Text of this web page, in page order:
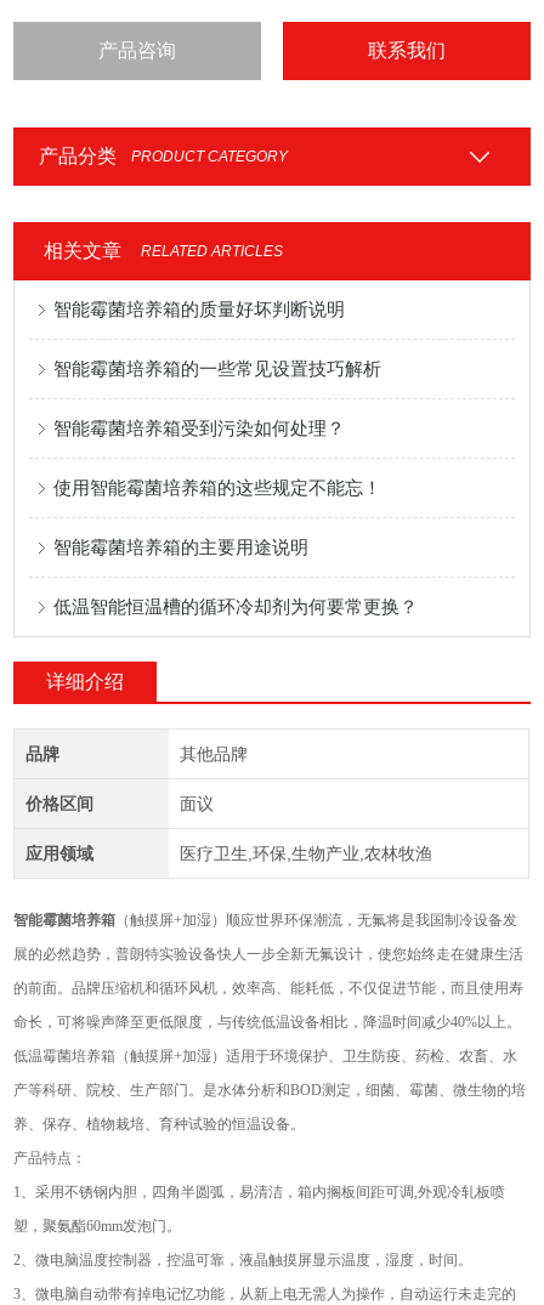
产品咨询 联系我们
产品分类 PRODUCT CATEGORY
相关文章 RELATED ARTICLES
智能霉菌培养箱的质量好坏判断说明
智能霉菌培养箱的一些常见设置技巧解析
智能霉菌培养箱受到污染如何处理？
使用智能霉菌培养箱的这些规定不能忘！
智能霉菌培养箱的主要用途说明
低温智能恒温槽的循环冷却剂为何要常更换？
详细介绍
品牌 其他品牌
价格区间 面议
应用领域 医疗卫生,环保,生物产业,农林牧渔
智能霉菌培养箱 （触摸屏+加湿）顺应世界环保潮流，无氟将是我国制冷设备发
展的必然趋势，普朗特实验设备快人一步全新无氟设计，使您始终走在健康生活
的前面。品牌压缩机和循环风机，效率高、能耗低，不仅促进节能，而且使用寿
命长，可将噪声降至更低限度，与传统低温设备相比，降温时间减少40%以上。
低温霉菌培养箱（触摸屏+加湿）适用于环境保护、卫生防疫、药检、农畜、水
产等科研、院校、生产部门。是水体分析和BOD测定，细菌、霉菌、微生物的培
养、保存、植物栽培、育种试验的恒温设备。
产品特点：
1、采用不锈钢内胆，四角半圆弧，易清洁，箱内搁板间距可调,外观冷轧板喷
塑，聚氨酯60mm发泡门。
2、微电脑温度控制器，控温可靠，液晶触摸屏显示温度，湿度，时间。
3、微电脑自动带有掉电记忆功能，从新上电无需人为操作，自动运行未走完的